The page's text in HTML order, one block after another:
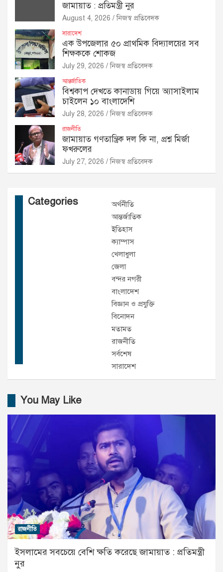
জামায়াত : প্রতিমন্ত্রী নুর
August 4, 2026 নিজস্ব প্রতিবেদক
সারাদেশ
এক উপজেলার ৫০ প্রাথমিক বিদ্যালয়ের সব
শিক্ষককে শোকজ
July 29, 2026 নিজস্ব প্রতিবেদক
আন্তর্জাতিক
বিশ্বকাপ দেখতে কানাডায় গিয়ে অ্যাসাইলাম
চাইলেন ১০ বাংলাদেশি
July 28, 2026 নিজস্ব প্রতিবেদক
রাজনীতি
জামায়াত গণতান্ত্রিক দল কি না, প্রশ্ন মির্জা
ফখরুলের
July 27, 2026 নিজস্ব প্রতিবেদক
Categories
অর্থনীতি
আন্তর্জাতিক
ইতিহাস
ক্যাম্পাস
খেলাধুলা
জেলা
বন্দর নগরী
বাংলাদেশ
বিজ্ঞান ও প্রযুক্তি
বিনোদন
মতামত
রাজনীতি
সর্বশেষ
সারাদেশ
You May Like
রাজনীতি
ইসলামের সবচেয়ে বেশি ক্ষতি করেছে জামায়াত : প্রতিমন্ত্রী
নুর